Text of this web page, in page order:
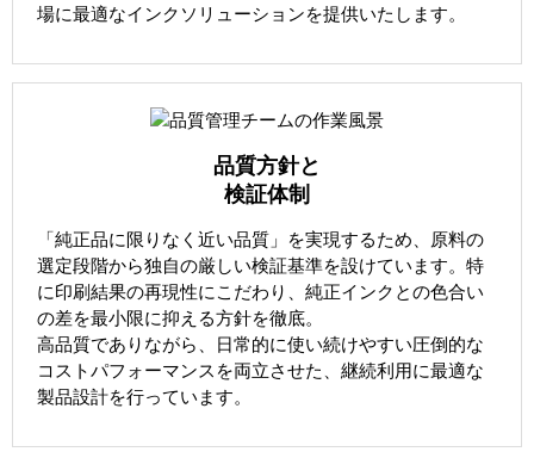
場に最適なインクソリューションを提供いたします。
品質方針と
検証体制
「純正品に限りなく近い品質」を実現するため、原料の
選定段階から独自の厳しい検証基準を設けています。特
に印刷結果の再現性にこだわり、純正インクとの色合い
の差を最小限に抑える方針を徹底。
高品質でありながら、日常的に使い続けやすい圧倒的な
コストパフォーマンスを両立させた、継続利用に最適な
製品設計を行っています。